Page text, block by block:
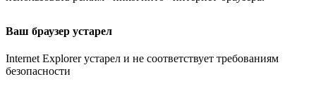
Ваш браузер устарел
Internet Explorer устарел и не соответствует требованиям
безопасности